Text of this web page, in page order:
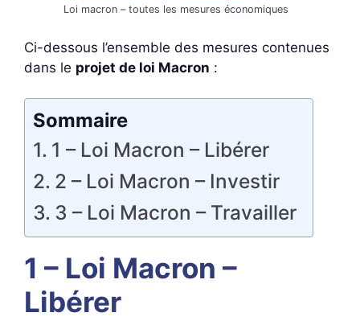
Loi macron – toutes les mesures économiques
Ci-dessous l’ensemble des mesures contenues
dans le projet de loi Macron :
Sommaire
1 – Loi Macron – Libérer
2 – Loi Macron – Investir
3 – Loi Macron – Travailler
1 – Loi Macron –
Libérer